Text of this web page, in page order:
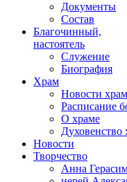
Документы
Состав
Благочинный,
настоятель
Служение
Биография
Храм
Новости
Расписание
О храме
Духовенство
Новости
Творчество
Анна